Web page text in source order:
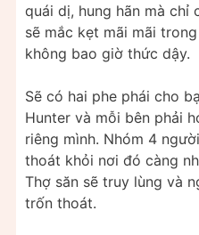
quái dị, hung hãn mà chỉ
sẽ mắc kẹt mãi mãi
không bao giờ thức dậy.
Sẽ có hai phe phái cho
Hunter và mỗi bên phải
riêng mình. Nhóm 4
thoát khỏi nơi đó càng
Thợ săn sẽ truy lùng và
trốn thoát.